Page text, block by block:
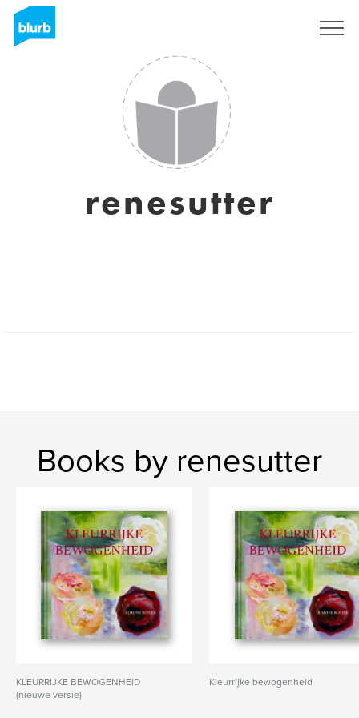
renesutter
Books by renesutter
KLEURRIJKE BEWOGENHEID
(nieuwe versie)
Kleurrijke bewogenheid